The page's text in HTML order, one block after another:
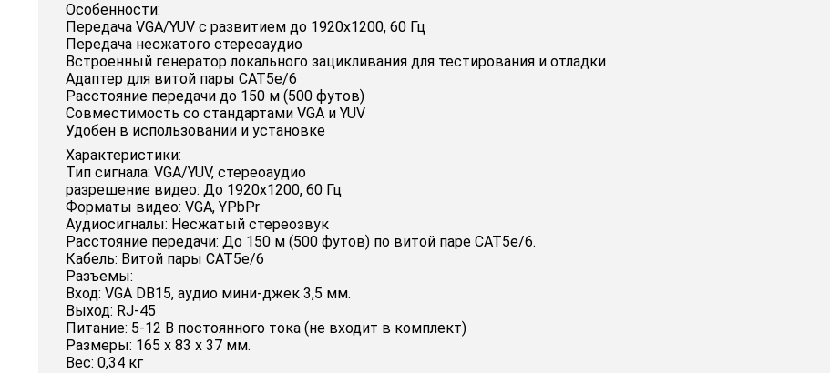
Особенности:
Передача VGA/YUV с развитием до 1920x1200, 60 Гц
Передача несжатого стереоаудио
Встроенный генератор локального зацикливания для тестирования и отладки
Адаптер для витой пары CAT5e/6
Расстояние передачи до 150 м (500 футов)
Совместимость со стандартами VGA и YUV
Удобен в использовании и установке
Характеристики:
Тип сигнала: VGA/YUV, стереоаудио
разрешение видео: До 1920х1200, 60 Гц
Форматы видео: VGA, YPbPr
Аудиосигналы: Несжатый стереозвук
Расстояние передачи: До 150 м (500 футов) по витой паре CAT5e/6.
Кабель: Витой пары CAT5e/6
Разъемы:
Вход: VGA DB15, аудио мини-джек 3,5 мм.
Выход: RJ-45
Питание: 5-12 В постоянного тока (не входит в комплект)
Размеры: 165 х 83 х 37 мм.
Вес: 0,34 кг